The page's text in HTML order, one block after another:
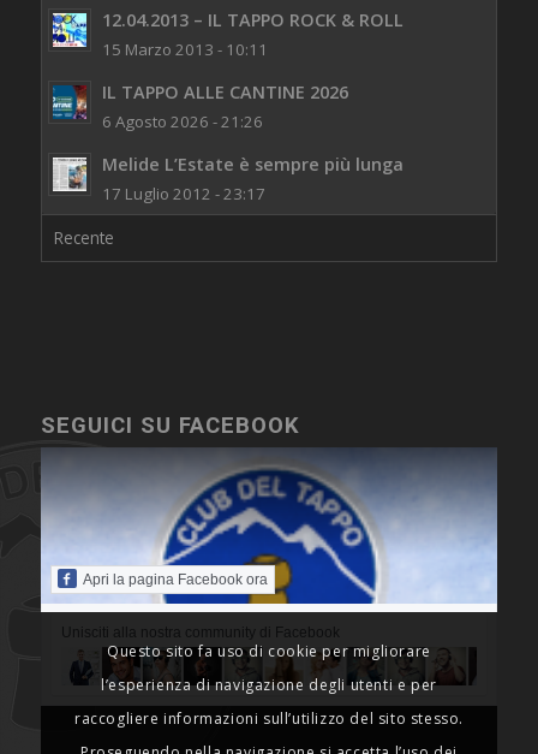
12.04.2013 – IL TAPPO ROCK & ROLL
15 Marzo 2013 - 10:11
IL TAPPO ALLE CANTINE 2026
6 Agosto 2026 - 21:26
Melide L’Estate è sempre più lunga
17 Luglio 2012 - 23:17
Recente
SEGUICI SU FACEBOOK
Apri la pagina Facebook ora
Unisciti alla nostra community di Facebook
Questo sito fa uso di cookie per migliorare
l’esperienza di navigazione degli utenti e per
raccogliere informazioni sull’utilizzo del sito stesso.